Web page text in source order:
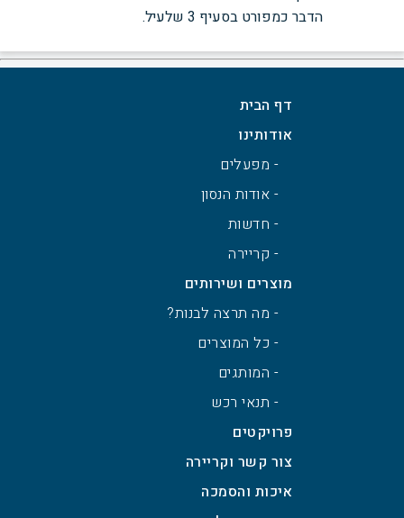
הדבר כמפורט בסעיף 3 שלעיל.
דף הבית
אודותינו
- מפעלים
- אודות הנסון
- חדשות
- קריירה
מוצרים ושירותים
- מה תרצה לבנות?
- כל המוצרים
- המותגים
- תנאי רכש
פרויקטים
צור קשר וקריירה
איכות והסמכה